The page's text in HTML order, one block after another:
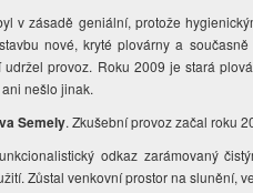
v zásadě geniální, protože
nové, kryté plovárny a
provoz. Roku 2009 je stará
nešlo jinak.
Semely. Zkušební provoz začal roku
odkaz zarámovaný
Zůstal venkovní prostor na slunění,